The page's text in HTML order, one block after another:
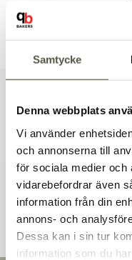
Samtycke
Denna webbplats
Vi använder
och annonserna till
för sociala medier och
vidarebefordrar även
information från din
annons- och
Dessa kan i sin tur
information som du
Tillbehör &
Liknande
Andra kunder
Handlar du